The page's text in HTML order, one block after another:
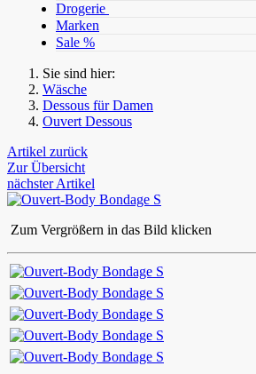
Drogerie
Marken
Sale %
Sie sind hier:
Wäsche
Dessous für Damen
Ouvert Dessous
Artikel zurück
Zur Übersicht
nächster Artikel
Zum Vergrößern in das Bild klicken